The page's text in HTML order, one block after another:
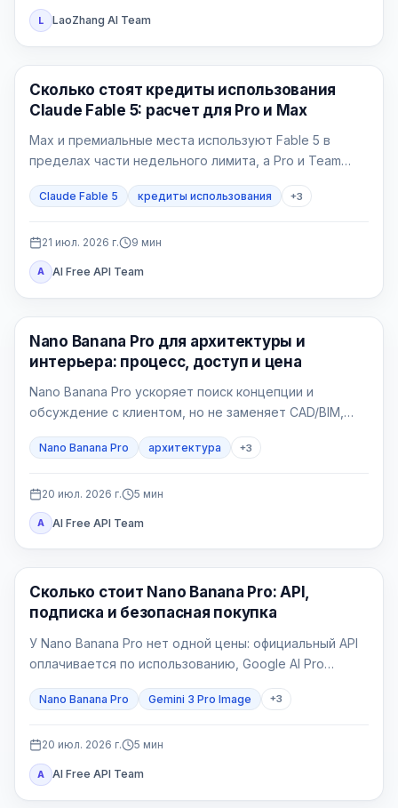
L LaoZhang AI Team
Claude AI
Сколько стоят кредиты использования
Claude Fable 5: расчет для Pro и Max
Max и премиальные места используют Fable 5 в
пределах части недельного лимита, а Pro и Team
Claude Fable 5 кредиты использования +3
21 июл. 2026 г. 9 мин
A AI Free API Team
Генерация изображений ИИ
Nano Banana Pro для архитектуры и
интерьера: процесс, доступ и цена
Nano Banana Pro ускоряет поиск концепции и
обсуждение с клиентом, но не заменяет CAD/BIM,
Главное — фиксировать геометрию и отбраковывать
Nano Banana Pro архитектура +3
20 июл. 2026 г. 5 мин
A AI Free API Team
Генерация изображений ИИ
Сколько стоит Nano Banana Pro: API,
подписка и безопасная покупка
У Nano Banana Pro нет одной цены: официальный API
оплачивается по использованию, Google AI Pro
выставляет свой счёт.
Nano Banana Pro Gemini 3 Pro Image +3
20 июл. 2026 г. 5 мин
A AI Free API Team